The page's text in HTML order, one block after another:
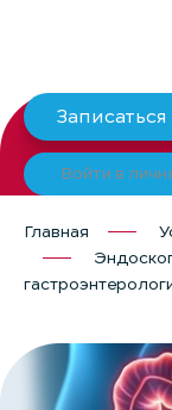
Войти в
Главная